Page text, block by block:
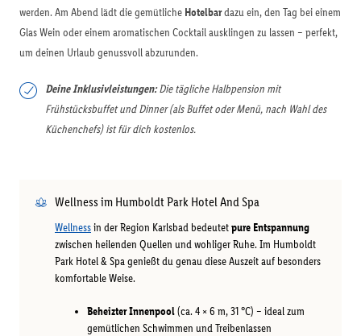
werden. Am Abend lädt die gemütliche Hotelbardazu ein, den Tag bei einem
Glas Wein oder einem aromatischen Cocktail ausklingen zu lassen – perfekt,
um deinen Urlaub genussvoll abzurunden.
Deine Inklusivleistungen:Die tägliche Halbpension mit
Frühstücksbuffet und Dinner (als Buffet oder Menü, nach Wahl des
Küchenchefs) ist für dich kostenlos.
Wellness im Humboldt Park Hotel And Spa
Wellnessin der Region Karlsbad bedeutetpure Entspannung
zwischen heilenden Quellen und wohliger Ruhe. Im Humboldt
Park Hotel & Spa genießt du genau diese Auszeit auf besonders
komfortable Weise.
Beheizter Innenpool(ca. 4 × 6 m, 31 °C) – ideal zum
gemütlichen Schwimmen und Treibenlassen